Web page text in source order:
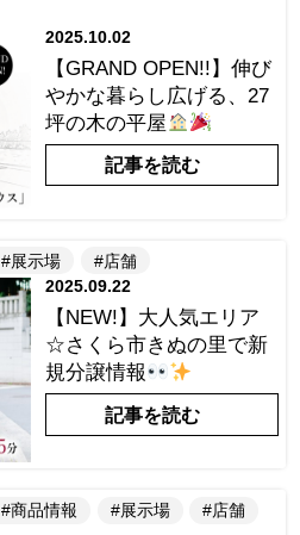
2025.10.02
【GRAND OPEN!!】伸び
やかな暮らし広げる、27
坪の木の平屋
記事を読む
#展示場
#店舗
2025.09.22
【NEW!】大人気エリア
☆さくら市きぬの里で新
規分譲情報
記事を読む
#商品情報 #展示場
#店舗